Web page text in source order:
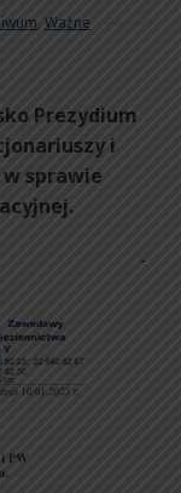
, Ważne
Prezydium
i
sprawie